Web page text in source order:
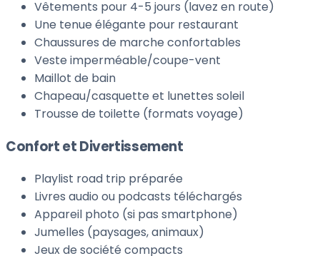
Vêtements pour 4-5 jours (lavez en route)
Une tenue élégante pour restaurant
Chaussures de marche confortables
Veste imperméable/coupe-vent
Maillot de bain
Chapeau/casquette et lunettes soleil
Trousse de toilette (formats voyage)
Confort et Divertissement
Playlist road trip préparée
Livres audio ou podcasts téléchargés
Appareil photo (si pas smartphone)
Jumelles (paysages, animaux)
Jeux de société compacts